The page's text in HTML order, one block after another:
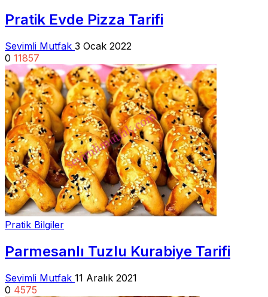
Pratik Evde Pizza Tarifi
Sevimli Mutfak 3 Ocak 2022
0 11857
Pratik Bilgiler
Parmesanlı Tuzlu Kurabiye Tarifi
Sevimli Mutfak 11 Aralık 2021
0 4575